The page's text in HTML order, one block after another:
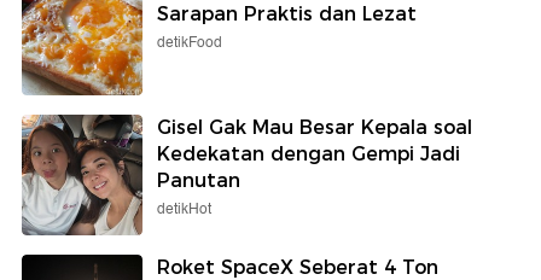
Sarapan Praktis dan Lezat
detikFood
Gisel Gak Mau Besar Kepala soal
Kedekatan dengan Gempi Jadi
Panutan
detikHot
Roket SpaceX Seberat 4 Ton